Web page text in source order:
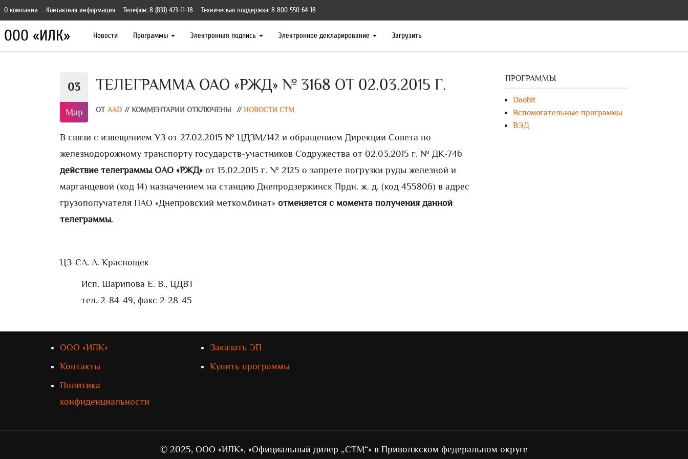
О компании Контактная информация Телефон: 8 (831) 423-11-18 Техническая поддержка: 8 800 550 64 18
ООО «ИЛК» Новости Программы Электронная подпись Электронное декларирование Загрузить
03
Мар
ТЕЛЕГРАММА ОАО «РЖД» № 3168 ОТ 02.03.2015 Г.
ОТ AAD // КОММЕНТАРИИ ОТКЛЮЧЕНЫ // НОВОСТИ СТМ
В связи с извещением УЗ от 27.02.2015 № ЦДЗМ/142 и обращением Дирекции Совета по
железнодорожному транспорту государств-участников Содружества от 02.03.2015 г. № ДК-746
действие телеграммы ОАО «РЖД» от 13.02.2015 г. № 2125 о запрете погрузки руды железной и
марганцевой (код 14) назначением на станцию Днепродзержинск Прдн. ж. д. (код 455806) в адрес
грузополучателя ПАО «Днепровский меткомбинат» отменяется с момента получения данной
телеграммы.
ЦЗ-СА. А. Краснощек
Исп. Шарипова Е. В., ЦДВТ
тел. 2-84-49, факс 2-28-45
ПРОГРАММЫ
Daobit
Вспомогательные программы
ВЭД
ООО «ИЛК»
Контакты
Политика
конфиденциальности
Заказать ЭП
Купить программы
© 2025, ООО «ИЛК», «Официальный дилер „СТМ“» в Приволжском федеральном округе